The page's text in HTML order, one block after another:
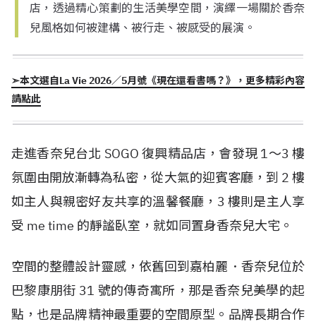
店，透過精心策劃的生活美學空間，演繹一場關於香奈
兒風格如何被建構、被行走、被感受的展演。
➣本文選自La Vie 2026／5月號《現在還看書嗎？》，更多精彩內容
請點此
走進香奈兒台北 SOGO 復興精品店，會發現 1～3 樓
氛圍由開放漸轉為私密，從大氣的迎賓客廳，到 2 樓
如主人與親密好友共享的溫馨餐廳，3 樓則是主人享
受 me time 的靜謐臥室，就如同置身香奈兒大宅。
空間的整體設計靈感，依舊回到嘉柏麗．香奈兒位於
巴黎康朋街 31 號的傳奇寓所，那是香奈兒美學的起
點，也是品牌精神最重要的空間原型。品牌長期合作